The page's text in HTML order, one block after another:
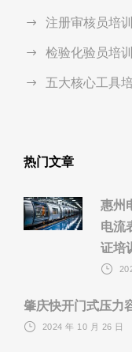
注册审核员培训
检验化验员培训
五大核心工具
热门文章
惠州
电流
证培训
肇庆快开门式压力
2024 年 10 月 26 日